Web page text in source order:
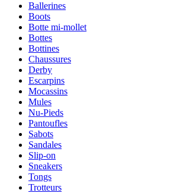
Ballerines
Boots
Botte mi-mollet
Bottes
Bottines
Chaussures
Derby
Escarpins
Mocassins
Mules
Nu-Pieds
Pantoufles
Sabots
Sandales
Slip-on
Sneakers
Tongs
Trotteurs